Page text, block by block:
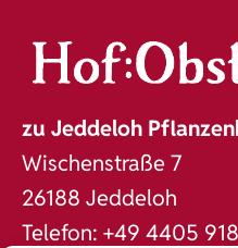
zu Jeddeloh
Wischenstraße 7
26188 Jeddeloh
Telefon: +49 4405